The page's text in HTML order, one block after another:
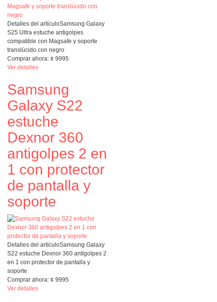
Detalles del artículoSamsung Galaxy
S25 Ultra estuche antigolpes
compatible con Magsafe y soporte
translúcido con negro
Comprar ahora: ¢ 9995
Ver detalles
Samsung
Galaxy S22
estuche
Dexnor 360
antigolpes 2 en
1 con protector
de pantalla y
soporte
Detalles del artículoSamsung Galaxy
S22 estuche Dexnor 360 antigolpes 2
en 1 con protector de pantalla y
soporte
Comprar ahora: ¢ 9995
Ver detalles